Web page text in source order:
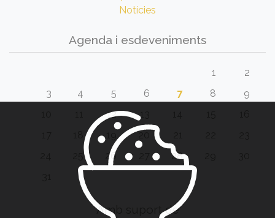
Notícies
Agenda i esdeveniments
1
2
3
4 5 6 7 8
9
12 13
20
26 28
Amb suport de